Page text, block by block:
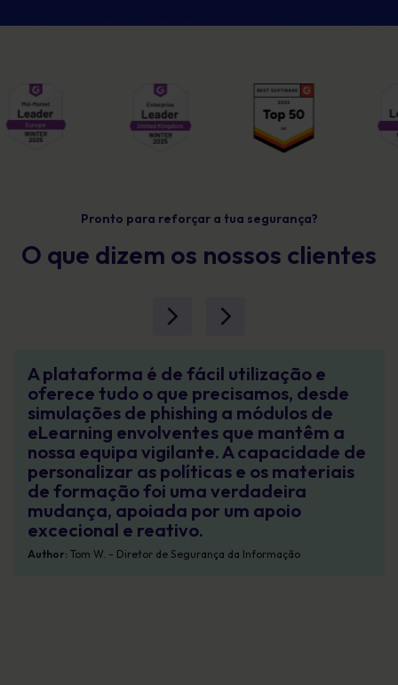
Pronto para reforçar a tua segurança?
O que dizem os nossos clientes
A plataforma é de fácil utilização e
oferece tudo o que precisamos, desde
simulações de phishing a módulos de
eLearning envolventes que mantêm a
nossa equipa vigilante. A capacidade de
personalizar as políticas e os materiais
de formação foi uma verdadeira
mudança, apoiada por um apoio
excecional e reativo.
Author: Tom W. - Diretor de Segurança da Informação